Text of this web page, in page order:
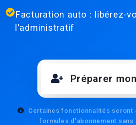
Facturation auto : libérez-
l'administratif
Préparer
Certaines fonctionnalités seront
formules d'abonnement sans